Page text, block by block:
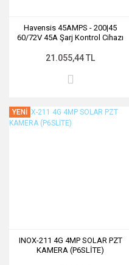
Havensis 45AMPS - 200|45
60/72V 45A Şarj Kontrol Cihazı
21.055,44 TL
YENİ
INOX-211 4G 4MP SOLAR PZT
KAMERA (P6SLİTE)